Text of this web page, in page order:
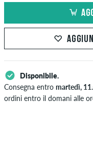
Disponibile.
Consegna entro martedì,
ordini entro il domani alle